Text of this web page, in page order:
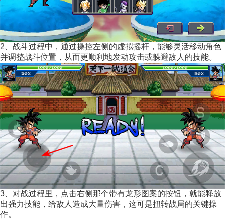
2、战斗过程中，通过操控左侧的虚拟摇杆，能够灵活移动角色
并调整战斗位置，从而更顺利地发动攻击或躲避敌人的技能。
3、对战过程里，点击右侧那个带有龙形图案的按钮，就能释放
出强力技能，给敌人造成大量伤害，这可是扭转战局的关键操
作。